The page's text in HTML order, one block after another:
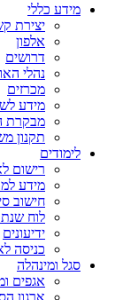
מידע כללי
יצירת
אלפון
דרושים
נהלי
מכרזים
מידע
מבקרת
תקנון
לימודים
רישום
מידע
חישוב
לוח שנת
ידיעונים
כניסה
סגל ומינהלה
אגפים
ארגון